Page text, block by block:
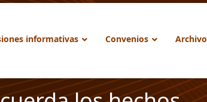
informativas Convenios Archivo